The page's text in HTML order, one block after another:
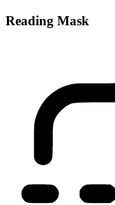
Reading Mask